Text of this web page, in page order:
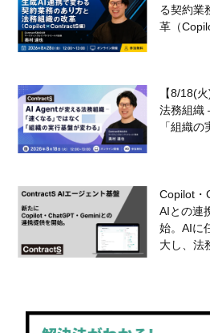
る契約業
革（
【8/18(
法務組織
「組織の
Copilot・
AIとの連
始。AIに
大し、法